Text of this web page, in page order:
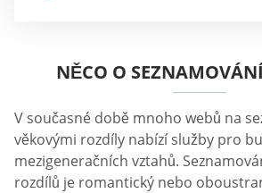
NĚCO O
V současné době mnoho webů na
věkovými rozdíly nabízí služby pro
mezigeneračních vztahů.
rozdílů je romantický nebo